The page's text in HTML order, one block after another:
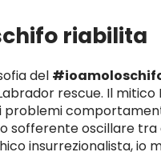
riabilita
del
rescue. Il
problemi
sofferente oscillare tra
insurrezionalista, io